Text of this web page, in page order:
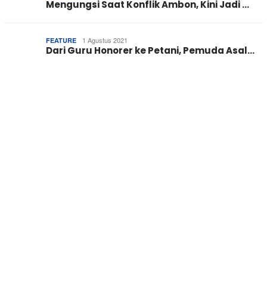
Mengungsi Saat Konflik Ambon, Kini Jadi …
FEATURE 1 Agustus 2021
Dari Guru Honorer ke Petani, Pemuda Asal…